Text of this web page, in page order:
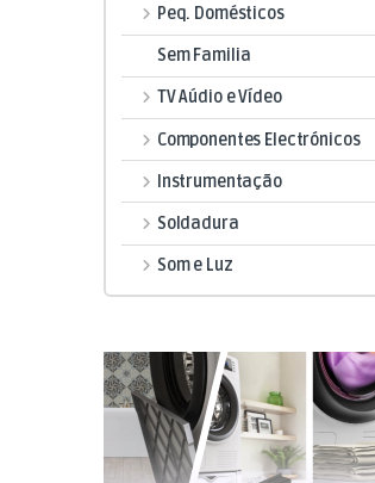
Peq. Domésticos
Sem Familia
TV Aúdio e Vídeo
Componentes Electrónicos
Instrumentação
Soldadura
Som e Luz